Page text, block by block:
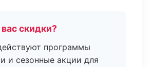
скидки?
программы
и сезонные акции для